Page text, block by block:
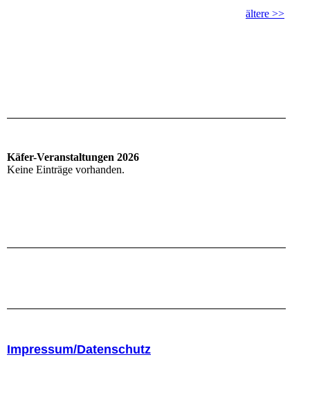
ältere >>
Käfer-Veranstaltungen 2026
Keine Einträge vorhanden.
Impressum/Datenschutz